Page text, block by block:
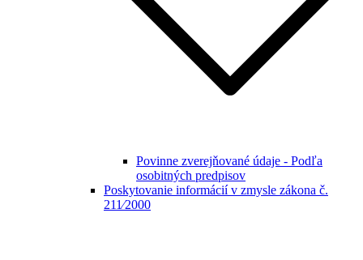
Povinne zverejňované údaje - Podľa
osobitných predpisov
Poskytovanie informácií v zmysle zákona č.
211⁄2000